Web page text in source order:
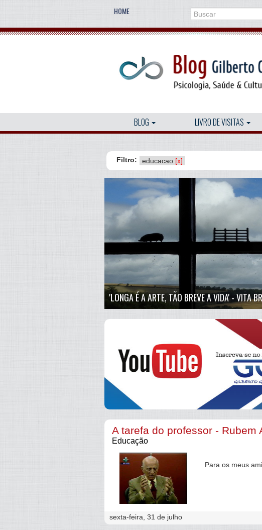
HOME
BLOG LIVRO DE VISITAS
Filtro: educacao [x]
'LONGA É A ARTE, TÃO BREVE A VIDA' - VITA
A tarefa do professor - Rubem
Educação
Para os meus
sexta-feira, 31 de julho